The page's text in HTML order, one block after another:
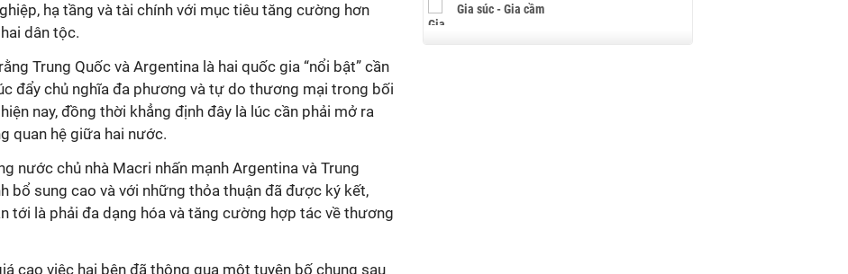
hạ tầng và tài chính với mục tiêu tăng cường hơn
dân tộc.
Trung Quốc và Argentina là hai quốc gia “nổi bật” cần
đẩy chủ nghĩa đa phương và tự do thương mại trong bối
nay, đồng thời khẳng định đây là lúc cần phải mở ra
quan hệ giữa hai nước.
nước chủ nhà Macri nhấn mạnh Argentina và Trung
bổ sung cao và với những thỏa thuận đã được ký kết,
tới là phải đa dạng hóa và tăng cường hợp tác về thương
cao việc hai bên đã thông qua một tuyên bố chung sau
Gia súc - Gia cầm